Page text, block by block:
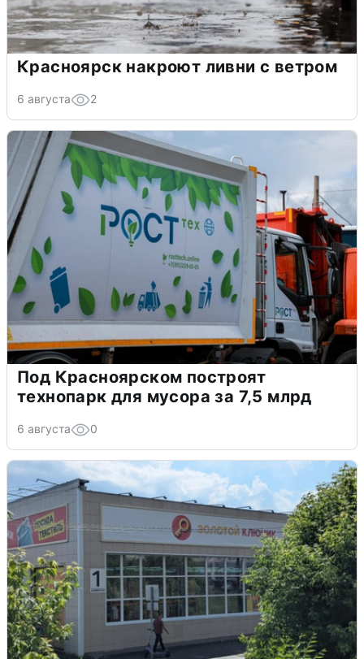
Красноярск накроют ливни с ветром
6 августа 2
Под Красноярском построят
технопарк для мусора за 7,5 млрд
6 августа 0